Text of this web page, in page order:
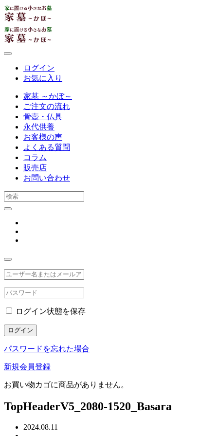
ログイン
お気に入り
家墓 ～かぼ～
ご注文の流れ
骨壺・仏具
永代供養
お客様の声
よくある質問
コラム
販売店
お問い合わせ
ログイン状態を保存
ログイン
パスワードを忘れた場合
新規会員登録
お買い物カゴに商品がありません。
TopHeaderV5_2080-1520_Basara
2024.08.11